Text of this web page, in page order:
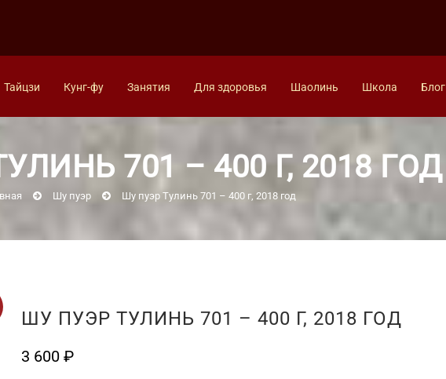
Тайцзи Кунг-фу Занятия Для здоровья Шаолинь Школа Блог
701 – 400 Г, 2018 ГОД
Шу пуэр Шу пуэр Тулинь 701 – 400 г, 2018 год
ШУ ПУЭР ТУЛИНЬ 701 – 400 Г, 2018 ГОД
3 600 ₽